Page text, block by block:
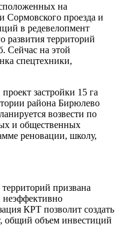
на
Сормовского проезда и
в редевелопмент
развития территорий
Сейчас на этой
спецтехники,
застройки 15 га
района Бирюлево
возвести по
и общественных
реновации, школу,
призвана
неэффективно
КРТ позволит создать
общий объем инвестиций